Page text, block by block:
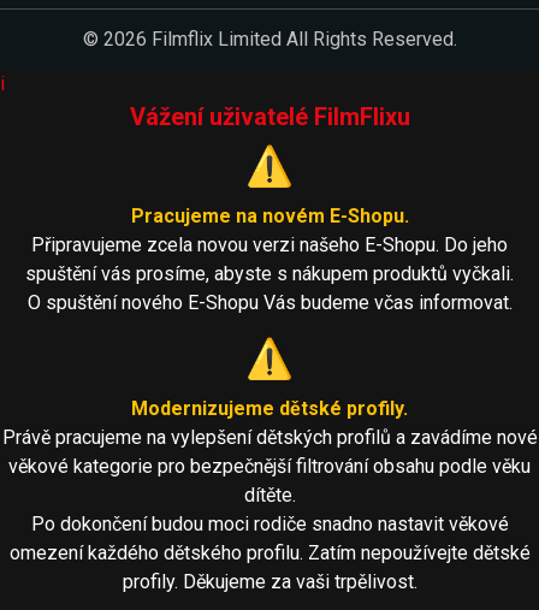
© 2026 Filmflix Limited All Rights Reserved.
i
Vážení uživatelé FilmFlixu
⚠️
Pracujeme na novém E-Shopu.
Připravujeme zcela novou verzi našeho E-Shopu. Do jeho
spuštění vás prosíme, abyste s nákupem produktů vyčkali.
O spuštění nového E-Shopu Vás budeme včas informovat.
⚠️
Modernizujeme dětské profily.
Právě pracujeme na vylepšení dětských profilů a zavádíme nové
věkové kategorie pro bezpečnější filtrování obsahu podle věku
dítěte.
Po dokončení budou moci rodiče snadno nastavit věkové
omezení každého dětského profilu. Zatím nepoužívejte dětské
profily. Děkujeme za vaši trpělivost.